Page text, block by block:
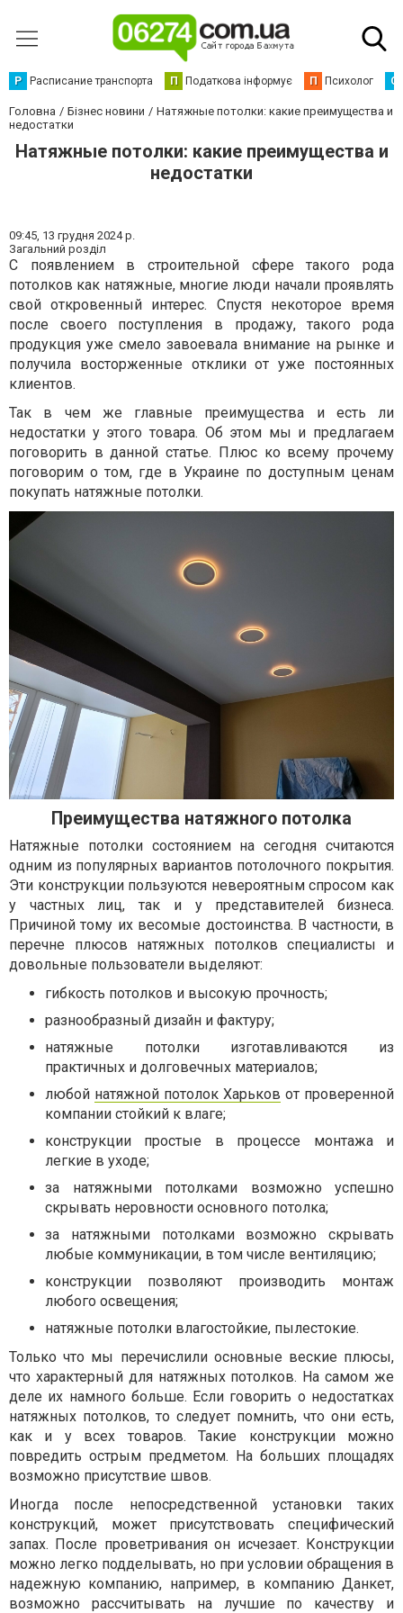
Р Расписание транспорта П Податкова інформує П Психолог С
Головна Бізнес новини
Натяжные потолки: какие преимущества и
недостатки
Натяжные потолки: какие преимущества и
недостатки
09:45, 13 грудня 2024 р.
Загальний розділ
С появлением в строительной сфере такого рода
потолков как натяжные, многие люди начали проявлять
свой откровенный интерес. Спустя некоторое время
после своего поступления в продажу, такого рода
продукция уже смело завоевала внимание на рынке и
получила восторженные отклики от уже постоянных
клиентов.
Так в чем же главные преимущества и есть ли
недостатки у этого товара. Об этом мы и предлагаем
поговорить в данной статье. Плюс ко всему прочему
поговорим о том, где в Украине по доступным ценам
покупать натяжные потолки.
Преимущества натяжного потолка
Натяжные потолки состоянием на сегодня считаются
одним из популярных вариантов потолочного покрытия.
Эти конструкции пользуются невероятным спросом как
у частных лиц, так и у представителей бизнеса.
Причиной тому их весомые достоинства. В частности, в
перечне плюсов натяжных потолков специалисты и
довольные пользователи выделяют:
гибкость потолков и высокую прочность;
разнообразный дизайн и фактуру;
натяжные потолки изготавливаются из
практичных и долговечных материалов;
любой натяжной потолок Харьков от проверенной
компании стойкий к влаге;
конструкции простые в процессе монтажа и
легкие в уходе;
за натяжными потолками возможно успешно
скрывать неровности основного потолка;
за натяжными потолками возможно скрывать
любые коммуникации, в том числе вентиляцию;
конструкции позволяют производить монтаж
любого освещения;
натяжные потолки влагостойкие, пылестокие.
Только что мы перечислили основные веские плюсы,
что характерный для натяжных потолков. На самом же
деле их намного больше. Если говорить о недостатках
натяжных потолков, то следует помнить, что они есть,
как и у всех товаров. Такие конструкции можно
повредить острым предметом. На больших площадях
возможно присутствие швов.
Иногда после непосредственной установки таких
конструкций, может присутствовать специфический
запах. После проветривания он исчезает. Конструкции
можно легко подделывать, но при условии обращения в
надежную компанию, например, в компанию Данкет,
возможно рассчитывать на лучшие по качеству и